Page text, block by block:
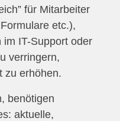
für Mitarbeiter
etc.),
im IT-Support oder
verringern,
zu erhöhen.
benötigen
aktuelle,